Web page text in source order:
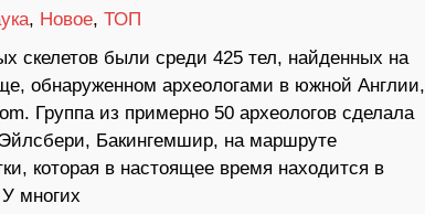
, Новое, ТОП
скелетов были среди 425 тел, найденных на
обнаруженном археологами в южной Англии,
Группа из примерно 50 археологов сделала
Бакингемшир, на маршруте
которая в настоящее время находится в
многих